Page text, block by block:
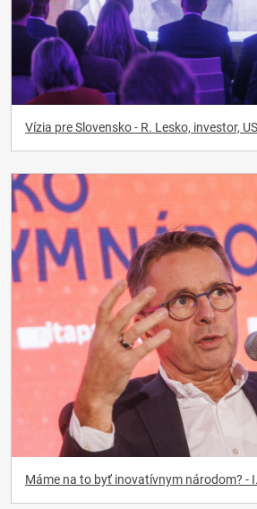
Vízia pre Slovensko - R. Lesko, investor,
Máme na to byť inovatívnym národom? -